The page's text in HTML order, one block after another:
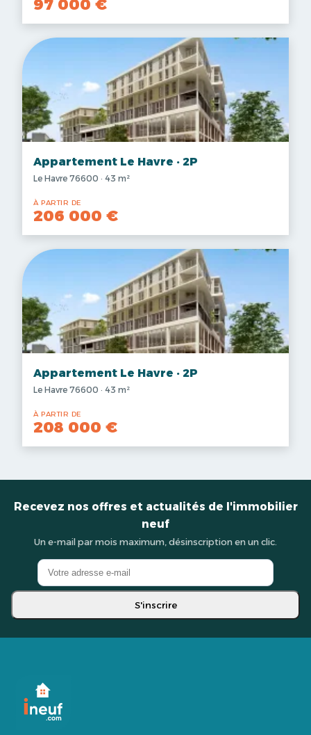
97 000 €
Appartement Le Havre · 2P
Le Havre 76600 · 43 m²
À PARTIR DE
206 000 €
Appartement Le Havre · 2P
Le Havre 76600 · 43 m²
À PARTIR DE
208 000 €
Recevez nos offres et actualités de l'immobilier
neuf
Un e-mail par mois maximum, désinscription en un clic.
S'inscrire